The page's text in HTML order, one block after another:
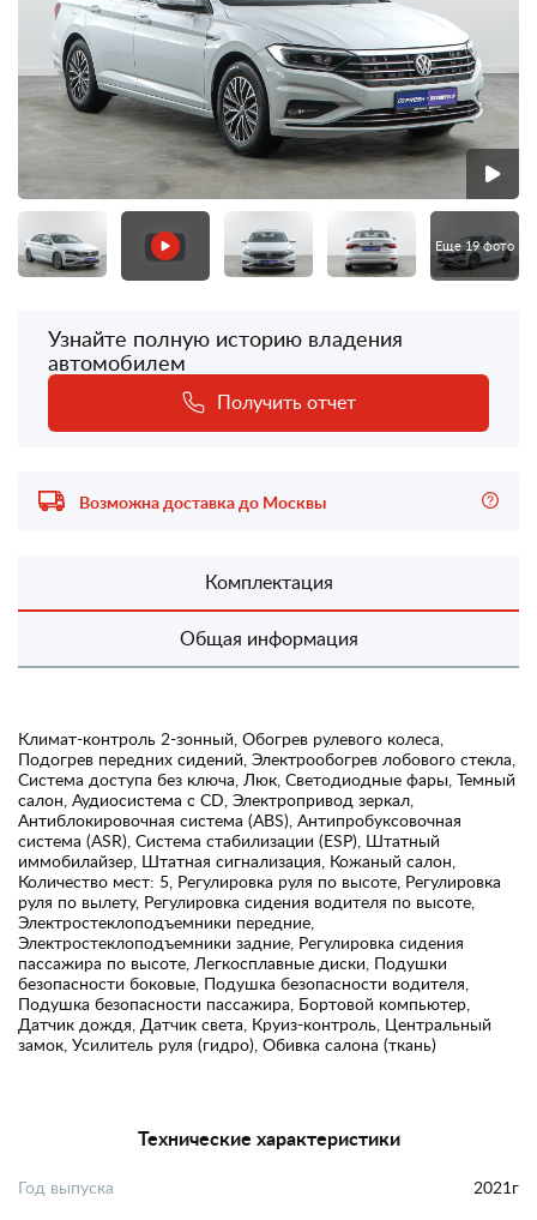
Еще 19 фото
Узнайте полную историю владения
автомобилем
Получить отчет
Возможна доставка до Москвы
Комплектация
Общая информация
Климат-контроль 2-зонный, Обогрев рулевого колеса,
Подогрев передних сидений, Электрообогрев лобового стекла,
Система доступа без ключа, Люк, Светодиодные фары, Темный
салон, Аудиосистема с CD, Электропривод зеркал,
Антиблокировочная система (ABS), Антипробуксовочная
система (ASR), Система стабилизации (ESP), Штатный
иммобилайзер, Штатная сигнализация, Кожаный салон,
Количество мест: 5, Регулировка руля по высоте, Регулировка
руля по вылету, Регулировка сидения водителя по высоте,
Электростеклоподъемники передние,
Электростеклоподъемники задние, Регулировка сидения
пассажира по высоте, Легкосплавные диски, Подушки
безопасности боковые, Подушка безопасности водителя,
Подушка безопасности пассажира, Бортовой компьютер,
Датчик дождя, Датчик света, Круиз-контроль, Центральный
замок, Усилитель руля (гидро), Обивка салона (ткань)
Технические характеристики
Год выпуска 2021г